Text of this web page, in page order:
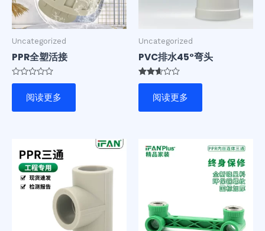
Uncategorized
PPR全塑活接
评
5
阅读更多
Uncategorized
PVC排水45°弯头
评分
&sol;阅读更多